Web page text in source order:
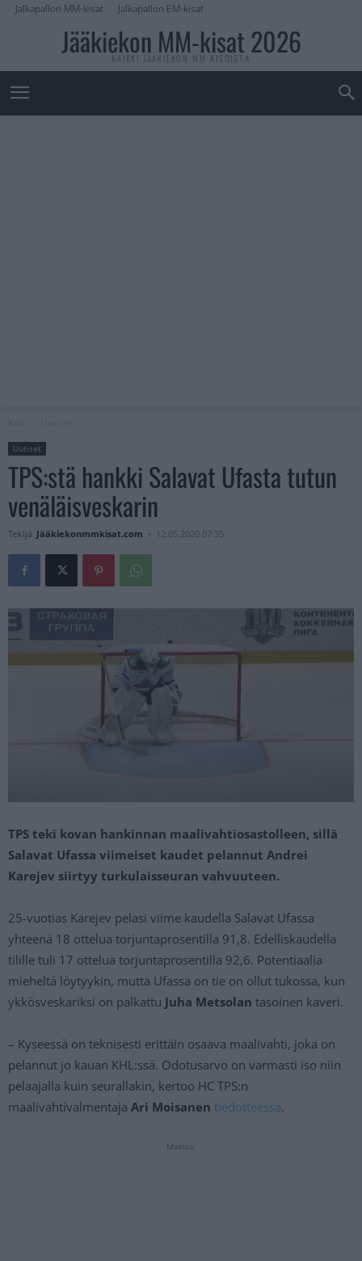
Jalkapallon MM-kisat Jalkapallon EM-kisat
Jääkiekon MM-kisat 2026
KAIKKI JÄÄKIEKON MM-KISOISTA
Uutiset
TPS:stä hankki Salavat Ufasta tutun
venäläisveskarin
Tekijä Jääkiekonmmkisat.com - 12.05.2020 07:35
TPS teki kovan hankinnan maalivahtiosastolleen, sillä
Salavat Ufassa viimeiset kaudet pelannut Andrei
Karejev siirtyy turkulaisseuran vahvuuteen.
25-vuotias Karejev pelasi viime kaudella Salavat Ufassa
yhteenä 18 ottelua torjuntaprosentilla 91,8. Edelliskaudella
tilille tuli 17 ottelua torjuntaprosentilla 92,6. Potentiaalia
mieheltä löytyykin, mutta Ufassa on tie on ollut tukossa, kun
ykkösveskariksi on palkattu Juha Metsolan tasoinen kaveri.
– Kyseessä on teknisesti erittäin osaava maalivahti, joka on
pelannut jo kauan KHL:ssä. Odotusarvo on varmasti iso niin
pelaajalla kuin seurallakin, kertoo HC TPS:n
maalivahtivalmentaja Ari Moisanen tiedotteessa.
Mainos: